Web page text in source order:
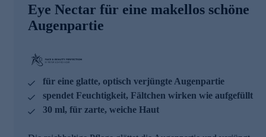
Eye Nectar für eine makellos schöne
Augenpartie
für eine glatte, optisch verjüngte Augenpartie
spendet Feuchtigkeit, Fältchen wirken wie aufgefüllt
30 ml, für zarte, weiche Haut